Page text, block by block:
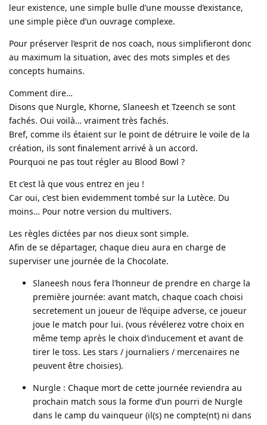
leur existence, une simple bulle d’une mousse d’existance,
une simple pièce d’un ouvrage complexe.
Pour préserver l’esprit de nos coach, nous simplifieront donc
au maximum la situation, avec des mots simples et des
concepts humains.
Comment dire…
Disons que Nurgle, Khorne, Slaneesh et Tzeench se sont
fachés. Oui voilà… vraiment très fachés.
Bref, comme ils étaient sur le point de détruire le voile de la
création, ils sont finalement arrivé à un accord.
Pourquoi ne pas tout régler au Blood Bowl ?
Et c’est là que vous entrez en jeu !
Car oui, c’est bien evidemment tombé sur la Lutèce. Du
moins… Pour notre version du multivers.
Les règles dictées par nos dieux sont simple.
Afin de se départager, chaque dieu aura en charge de
superviser une journée de la Chocolate.
Slaneesh nous fera l’honneur de prendre en charge la
première journée: avant match, chaque coach choisi
secretement un joueur de l’équipe adverse, ce joueur
joue le match pour lui. (vous révélerez votre choix en
même temp après le choix d’inducement et avant de
tirer le toss. Les stars / journaliers / mercenaires ne
peuvent être choisies).
Nurgle : Chaque mort de cette journée reviendra au
prochain match sous la forme d’un pourri de Nurgle
dans le camp du vainqueur (il(s) ne compte(nt) ni dans